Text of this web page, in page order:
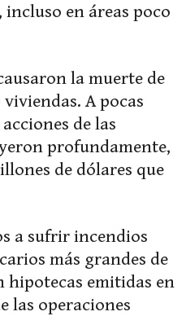
en áreas poco
la muerte de
A pocas
de las
profundamente,
de dólares que
a sufrir incendios
más grandes de
hipotecas emitidas en
las operaciones